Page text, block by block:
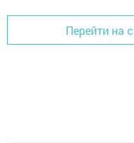
Перейти на